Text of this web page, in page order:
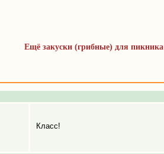
Ещё закуски (грибные) для пикника
Класс!